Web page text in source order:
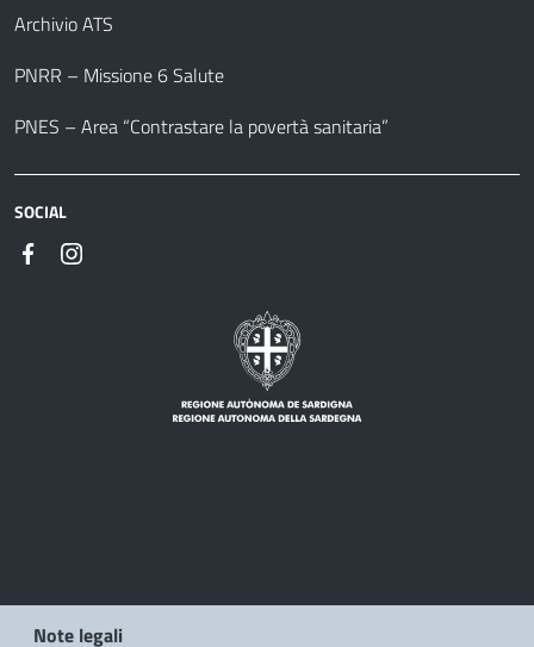
Archivio ATS
PNRR – Missione 6 Salute
PNES – Area “Contrastare la povertà sanitaria”
SOCIAL
Note legali